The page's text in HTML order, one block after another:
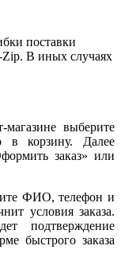
поставки
Zip. В иных случаях
выберите
в корзину. Далее
заказ» или
ФИО, телефон и
условия заказа.
подтверждение
быстрого заказа